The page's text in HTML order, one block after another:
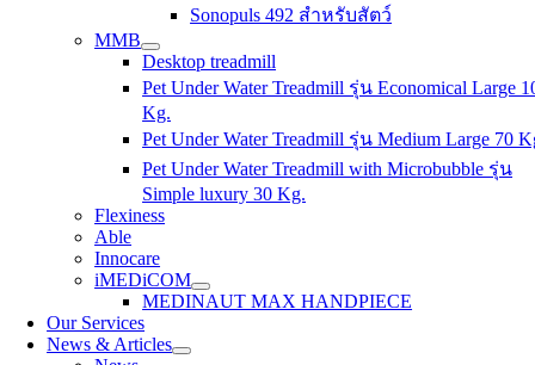
Sonopuls 492 สำหรับสัตว์
MMB
Desktop treadmill
Pet Under Water Treadmill รุ่น Economical Large
Kg.
Pet Under Water Treadmill รุ่น Medium Large 70
Pet Under Water Treadmill with Microbubble รุ่น
Simple luxury 30 Kg.
Flexiness
Able
Innocare
iMEDiCOM
MEDINAUT MAX HANDPIECE
Our Services
News & Articles